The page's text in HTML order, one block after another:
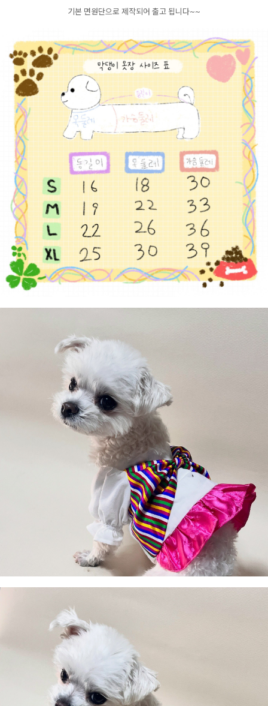
기본 면원단으로 제작되어 출고 됩니다~~